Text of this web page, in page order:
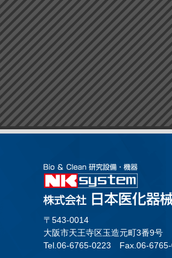
〒543-0014
大阪市天王寺区玉造元町3番9号
Tel.06-6765-0223
Fax.06-